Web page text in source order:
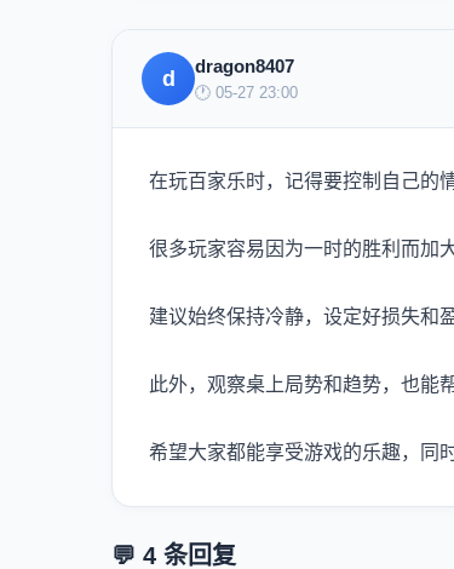
d
dragon8407
🕐 05-27 23:00
在玩百家乐时，记得要控制自己的
很多玩家容易因为一时的胜利而加
建议始终保持冷静，设定好损失和
此外，观察桌上局势和趋势，也能
希望大家都能享受游戏的乐趣，同
💬 4 条回复